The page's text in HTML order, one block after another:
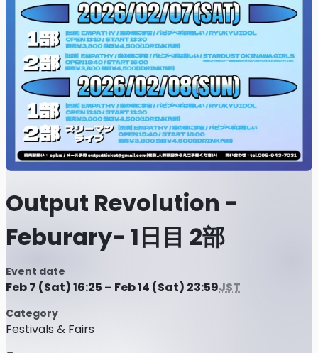
Output Revolution -
Feburary- 1日目 2部
Event date
Feb 7 (Sat) 16:25 – Feb 14 (Sat) 23:59JST
Category
Festivals & Fairs